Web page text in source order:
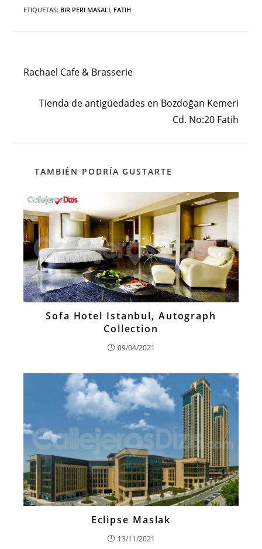
ETIQUETAS: BIR PERI MASALI FATIH
más
artículos
Rachael Cafe & Brasserie
Tienda de antigüedades en Bozdoğan Kemeri
Cd. No:20 Fatih
TAMBIÉN PODRÍA GUSTARTE
Sofa Hotel Istanbul, Autograph
Collection
09/04/2021
Eclipse Maslak
13/11/2021